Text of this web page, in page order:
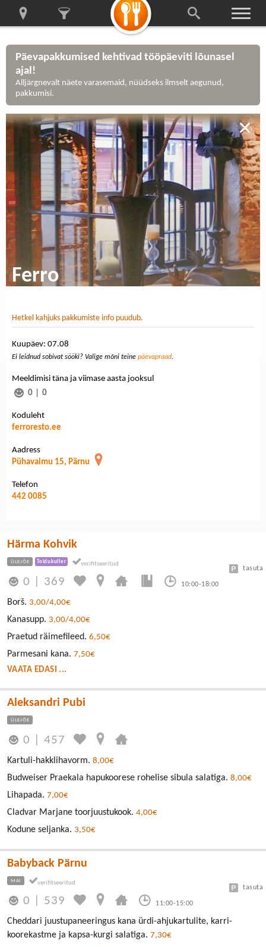
Päevapakkumised kehtivad tööpäeviti lõunasel
ajal!
Alljärgnevalt näete varasemaid, nüüdseks ilmselt aegunud,
pakkumisi.
Ferro
Hetkel kahjuks pakkumiste info puudub.
Kuupäev: 07.08
Ei leidnud sobivat sööki? Valige mõni teine päevapraad.
Meeldimisi täna ja viimase aasta jooksul
0
0
Koduleht
ferroresto.ee
Aadress
Pühavaimu 15, Pärnu
Telefon
442 0085
Härma Kohvik
ÜLEJÕE Toidukuller
0 369 10:00-18:00
tasuta
Borš. 3,00/4,00€
Kanasupp. 3,00/4,00€
Praetud räimefileed. 6,50€
Parmesani kana. 7,50€
VAATA EDASI ...
Aleksandri Pubi
ÜLEJÕE
0 |457
Kartuli-hakklihavorm. 8,00€
Budweiser Praekala hapukoorese rohelise sibula salatiga. 8,00€
Lihapada. 7,00€
Cladvar Marjane toorjuustukook. 4,00€
Kodune seljanka. 3,50€
Babyback Pärnu
MAI
0 539 11:00-15:00
tasuta
Cheddari juustupaneeringus kana ürdi-ahjukartulite, karri-
koorekastme ja kapsa-kurgi salatiga. 7,30€